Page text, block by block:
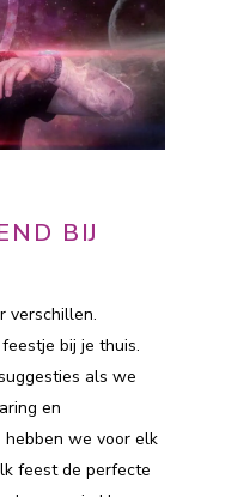
BIJ
verschillen.
bij je thuis.
als we
en
we voor elk
feest de perfecte